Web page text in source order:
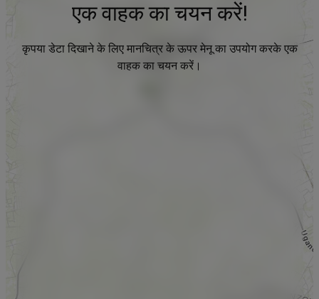
एक वाहक का चयन करें!
कृपया डेटा दिखाने के लिए मानचित्र के ऊपर मेनू का उपयोग करके एक
वाहक का चयन करें।